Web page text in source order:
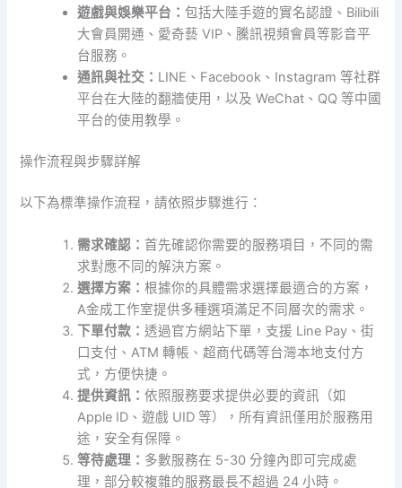
遊戲與娛樂平台：包括大陸手遊的實名認證、Bilibili
大會員開通、愛奇藝 VIP、騰訊視頻會員等影音平
台服務。
通訊與社交： LINE、Facebook、Instagram 等社群
平台在大陸的翻牆使用，以及 WeChat、QQ 等中國
平台的使用教學。
操作流程與步驟詳解
以下為標準操作流程，請依照步驟進行：
需求確認：首先確認你需要的服務項目，不同的需
求對應不同的解決方案。
選擇方案：根據你的具體需求選擇最適合的方案，
A金成工作室提供多種選項滿足不同層次的需求。
下單付款：透過官方網站下單，支援 Line Pay、街
口支付、ATM 轉帳、超商代碼等台灣本地支付方
式，方便快捷。
提供資訊：依照服務要求提供必要的資訊（如
Apple ID、遊戲 UID 等），所有資訊僅用於服務用
途，安全有保障。
等待處理： 多數服務在 5-30 分鐘內即可完成處
理，部分較複雜的服務最長不超過 24 小時。